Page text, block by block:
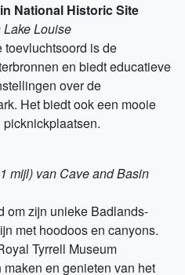
National Historic Site
Louise
is de
en biedt educatieve
over de
Het biedt ook een mooie
mijl) van Cave and Basin
om zijn unieke Badlands-
met hoodoos en canyons.
Tyrrell Museum
en genieten van het